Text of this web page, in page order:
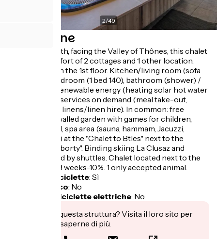
2/49
Descrizione
Exhibition South, facing the Valley of Thônes, this chalet
offers the comfort of 2 cottages and 1 other location.
Gite (29 m 2) on the 1st floor. Kitchen/living room (sofa
bed 2 pers.), bedroom (1 bed 140), bathroom (shower) /
WC. Terrace. Renewable energy (heating solar hot water
+ wood). Hotel services on demand (meal take-out,
housekeeping, linens/linen hire). In common: free
access to the walled garden with games for children,
swimming pool, spa area (sauna, hammam, Jacuzzi,
massage room) at the "Chalet to Btles" next to the
"chalet Chakraborty". Binding skiing La Clusaz and
Grand-Bornand by shuttles. Chalet located next to the
hotel owners. 3 weeks-10%. 1 only accepted animal.
Garage per biciclette: Sì
Pranzo al sacco: No
Ricarica per biciclette elettriche: No
Ti interessa questa struttura? Visita il loro sito per
prenotare o saperne di più.